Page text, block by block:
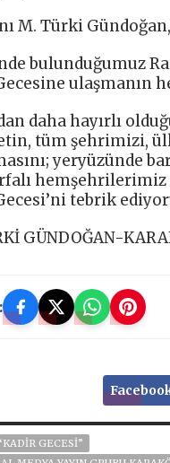
M. Türki
bulunduğumuz
ulaşmanın
daha hayırlı
tüm şehrimizi,
yeryüzünde
tebrik
GÜNDOĞAN-
GECESI”